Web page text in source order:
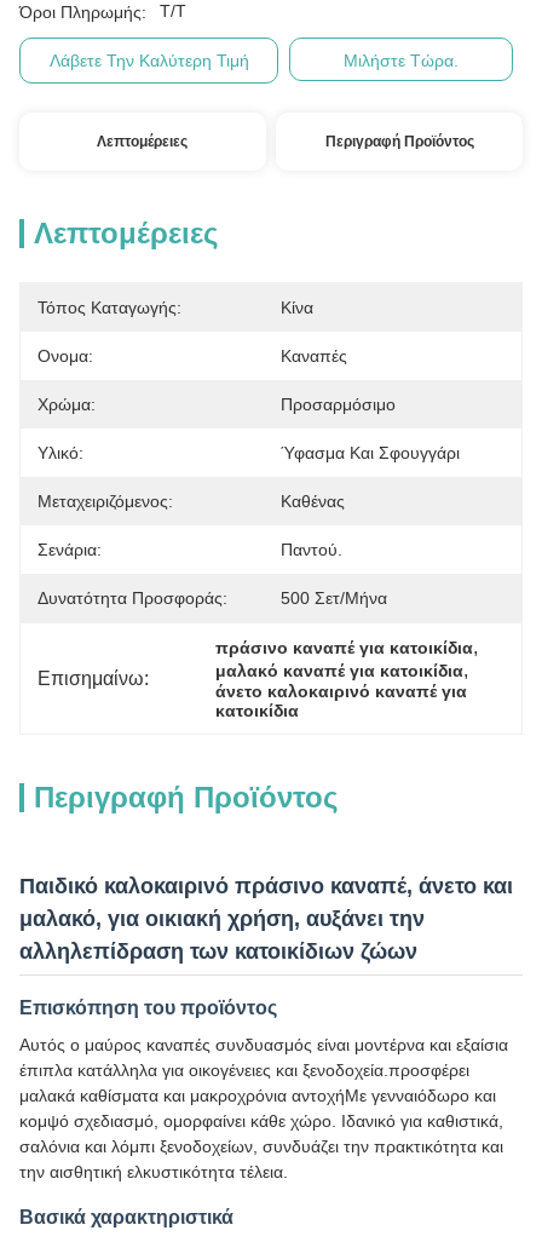
Όροι Πληρωμής: T/T
Λάβετε Την Καλύτερη Τιμή Μιλήστε Τώρα.
Λεπτομέρειες Περιγραφή Προϊόντος
Λεπτομέρειες
Τόπος Καταγωγής: Κίνα
Ονομα: Καναπές
Χρώμα: Προσαρμόσιμο
Υλικό: Ύφασμα Και Σφουγγάρι
Μεταχειριζόμενος: Καθένας
Σενάρια: Παντού.
Δυνατότητα Προσφοράς: 500 Σετ/μήνα
Επισημαίνω:
πράσινο καναπέ για κατοικίδια,
μαλακό καναπέ για κατοικίδια,
άνετο καλοκαιρινό καναπέ για
κατοικίδια
Περιγραφή Προϊόντος
Παιδικό καλοκαιρινό πράσινο καναπέ, άνετο και
μαλακό, για οικιακή χρήση, αυξάνει την
αλληλεπίδραση των κατοικίδιων ζώων
Επισκόπηση του προϊόντος
Αυτός ο μαύρος καναπές συνδυασμός είναι μοντέρνα και εξαίσια
έπιπλα κατάλληλα για οικογένειες και ξενοδοχεία.προσφέρει
μαλακά καθίσματα και μακροχρόνια αντοχήΜε γενναιόδωρο και
κομψό σχεδιασμό, ομορφαίνει κάθε χώρο. Ιδανικό για καθιστικά,
σαλόνια και λόμπι ξενοδοχείων, συνδυάζει την πρακτικότητα και
την αισθητική ελκυστικότητα τέλεια.
Βασικά χαρακτηριστικά